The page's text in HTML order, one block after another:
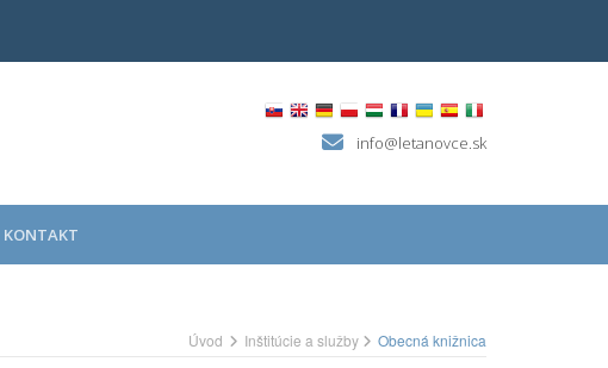
info@letanovce.sk
KONTAKT
Úvod Inštitúcie a služby Obecná knižnica